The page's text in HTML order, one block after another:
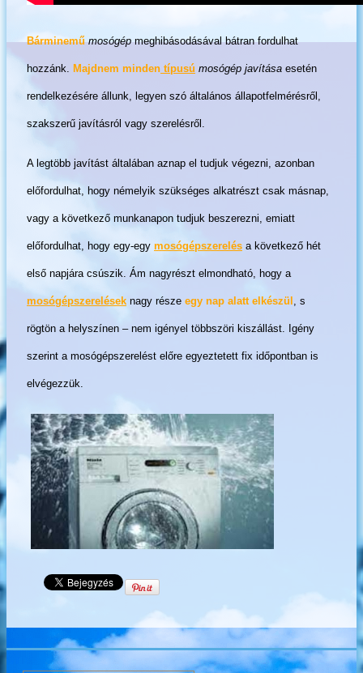
Bárminemű mosógépmeghibásodásával bátran fordulhat
hozzánk. Majdnem minden típusú mosógép javítása esetén
rendelkezésére állunk, legyen szó általános állapotfelmérésről,
szakszerű javításról vagy szerelésről.
A legtöbb javítást általában aznap el tudjuk végezni, azonban
előfordulhat, hogy némelyik szükséges alkatrészt csak másnap,
vagy a következő munkanapon tudjuk beszerezni, emiatt
előfordulhat, hogy egy-egy mosógépszerelés a következő hét
első napjára csúszik. Ám nagyrészt elmondható, hogy a
mosógépszerelések nagy része egy nap alatt elkészül , s
rögtön a helyszínen – nem igényel többszöri kiszállást. Igény
szerint a mosógépszerelést előre egyeztetett fix időpontban is
elvégezzük.